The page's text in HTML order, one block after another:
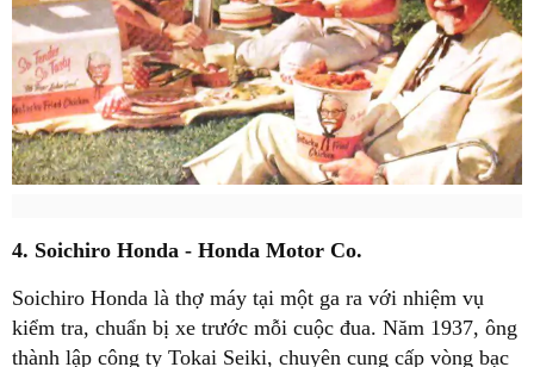
4. Soichiro Honda - Honda Motor Co.
Soichiro Honda là thợ máy tại một ga ra với nhiệm vụ
kiểm tra, chuẩn bị xe trước mỗi cuộc đua. Năm 1937, ông
thành lập công ty Tokai Seiki, chuyên cung cấp vòng bạc